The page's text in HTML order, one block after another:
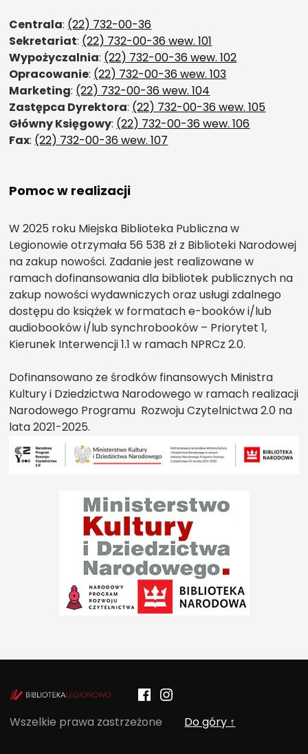
Centrala: (22) 732-00-36
Sekretariat: (22) 732-00-36 wew. 101
Wypożyczalnia: (22) 732-00-36 wew. 102
Opracowanie: (22) 732-00-36 wew. 103
Marketing: (22) 732-00-36 wew. 104
Zastępca Dyrektora: (22) 732-00-36 wew. 105
Główny Księgowy: (22) 732-00-36 wew. 106
Fax: (22) 732-00-36 wew. 107
Pomoc w realizacji
W 2025 roku Miejska Biblioteka Publiczna w
Legionowie otrzymała 56 538 zł z Biblioteki Narodowej
na zakup nowości. Zadanie jest realizowane w
ramach dofinansowania dla bibliotek publicznych na
zakup nowości wydawniczych oraz usługi zdalnego
dostępu do książek w formatach e-booków i/lub
audiobooków i/lub synchrobooków – Priorytet 1,
Kierunek Interwencji 1.1 w ramach NPRCz 2.0.
Dofinansowano ze środków finansowych Ministra
Kultury i Dziedzictwa Narodowego w ramach realizacji
Narodowego Programu Rozwoju Czytelnictwa 2.0 na
lata 2021-2025.
POCZYTALNIA – NOWE MIEJSCE NA
FacebookInstagram
Wszelkie prawa zastrzeżone Do góry ↑